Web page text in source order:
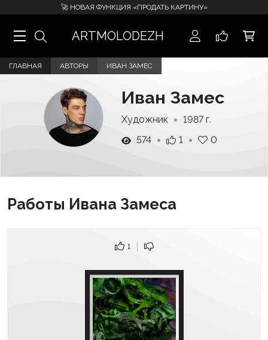
🚀 НОВАЯ ФУНКЦИЯ «ПРОДАТЬ КАРТИНУ»
ARTMOLODEZH
ГЛАВНАЯ АВТОРЫ ИВАН ЗАМЕС
Иван Замес
Художник
1987 г.
574
1 0
Работы Ивана Замеса
1